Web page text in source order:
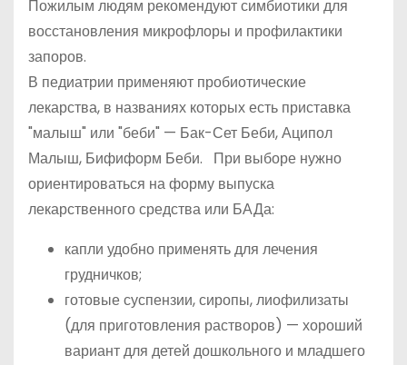
Пожилым людям рекомендуют симбиотики для
восстановления микрофлоры и профилактики
запоров.
В педиатрии применяют пробиотические
лекарства, в названиях которых есть приставка
"малыш" или "беби" — Бак-Сет Беби, Аципол
Малыш, Бифиформ Беби. При выборе нужно
ориентироваться на форму выпуска
лекарственного средства или БАДа:
капли удобно применять для лечения
грудничков;
готовые суспензии, сиропы, лиофилизаты
(для приготовления растворов) — хороший
вариант для детей дошкольного и младшего